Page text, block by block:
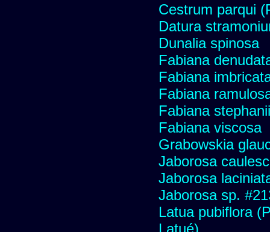
Cestrum parqui
Datura
Dunalia spinosa
Fabiana
Fabiana
Fabiana
Fabiana stephanii
Fabiana viscosa
Grabowskia
Jaborosa
Jaborosa
Jaborosa sp.
Latua pubiflora
Latué)